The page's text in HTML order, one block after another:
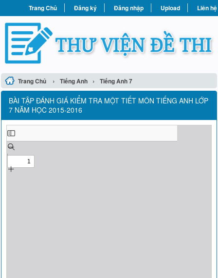
Trang Chủ Đăng ký Đăng nhập Upload Liên hệ
Trang Chủ › Tiếng Anh › Tiếng Anh 7
BÀI TẬP ĐÁNH GIÁ KIỂM TRA MỘT TIẾT MÔN TIẾNG ANH LỚP
7 NĂM HỌC 2015-2016